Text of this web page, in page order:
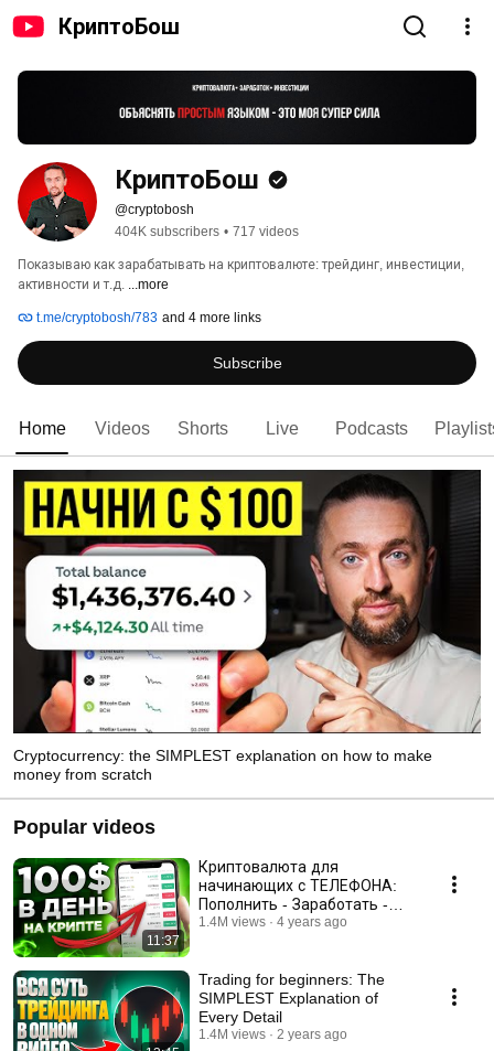
КриптоБош
КриптоБош
@cryptobosh
404K subscribers • 717 videos
Показываю как зарабатывать на криптовалюте: трейдинг, инвестиции,
активности и т.д. ...more
t.me/cryptobosh/783 and 4 more links
Subscribe
Home Videos Shorts Live Podcasts
Cryptocurrency: the SIMPLEST explanation on how to make
money from scratch
Popular videos
11:37
Криптовалюта для
начинающих с ТЕЛЕФОНА:
Пополнить - Заработать -
Вывести
1.4M views 4 years ago
Trading for beginners: The
SIMPLEST Explanation of
Every Detail
1.4M views 2 years ago